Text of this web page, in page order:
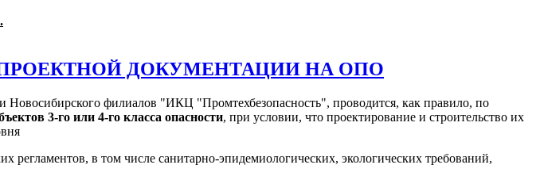
ДОКУМЕНТАЦИИ НА ОПО
Новосибирского филиалов "ИКЦ "Промтехбезопасность", проводится, как правило, по
3-го или 4-го класса опасности, при условии, что проектирование и строительство их
регламентов, в том числе санитарно-эпидемиологических, экологических требований,